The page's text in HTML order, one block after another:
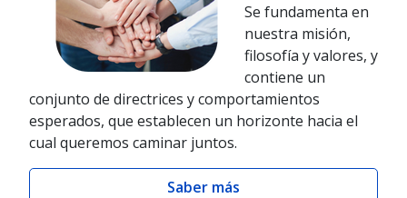
Se fundamenta en
nuestra misión,
filosofía y valores, y
contiene un
conjunto de directrices y comportamientos
esperados, que establecen un horizonte hacia el
cual queremos caminar juntos.
Saber más